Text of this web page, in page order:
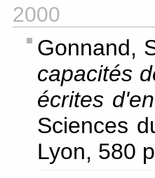
2000
Gonnand,
capacités
écrites
Sciences
Lyon, 580